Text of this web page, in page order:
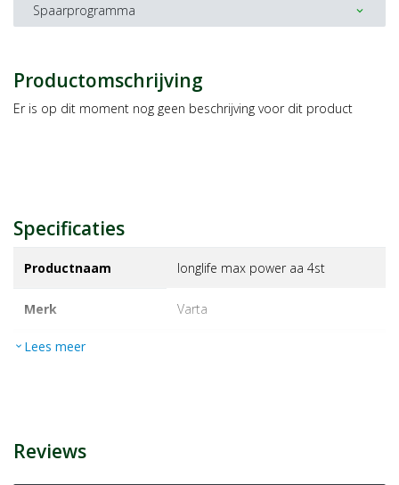
Spaarprogramma expand_more
Productomschrijving
Er is op dit moment nog geen beschrijving voor dit product
Specificaties
Productnaam longlife max power aa 4st
Merk varta
EAN
expand_more Lees meer
Reviews